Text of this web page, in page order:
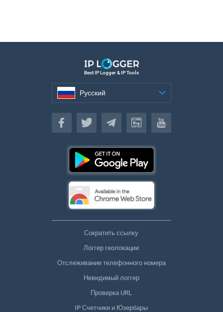
Best IP Logger & IP Tools
Русский
Русский
Сократить ссылку
Логгер геолокации
Отслеживание телефонного номера
Невидимый логгер
Проверка URL
IP Счетчики и Юзербары